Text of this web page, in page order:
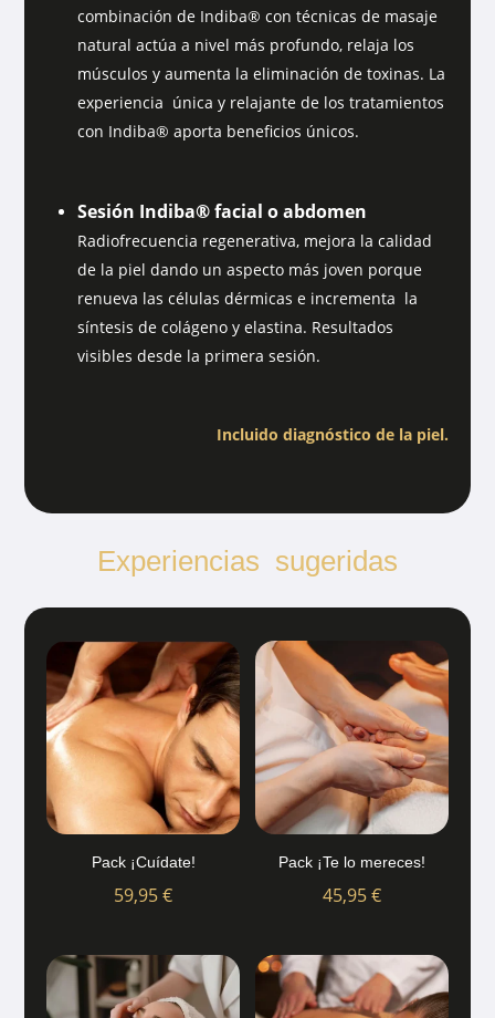
combinación de Indiba® con técnicas de masaje
natural actúa a nivel más profundo, relaja los
músculos y aumenta la eliminación de toxinas. La
experiencia única y relajante de los tratamientos
con Indiba® aporta beneficios únicos.
Sesión Indiba® facial o abdomen
Radiofrecuencia regenerativa, mejora la calidad
de la piel dando un aspecto más joven porque
renueva las células dérmicas e incrementa la
síntesis de colágeno y elastina. Resultados
visibles desde la primera sesión.
Incluido diagnóstico de la piel.
Experiencias sugeridas
Pack ¡Cuídate!
59,95€
Pack ¡Te lo mereces!
45,95€